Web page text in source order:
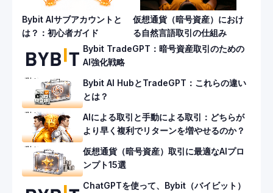
Bybit AIサブアカウントと
は？：初心者ガイド
仮想通貨（暗号資産）におけ
る自然言語取引の仕組み
Bybit TradeGPT：暗号資産取引のための
AI強化戦略
Bybit AI HubとTradeGPT：これらの違い
とは？
AIによる取引と手動による取引：どちらが
より早く複利でリターンを増やせるのか？
仮想通貨（暗号資産）取引に最適なAIプロ
ンプト15選
ChatGPTを使って、Bybit（バイビット）